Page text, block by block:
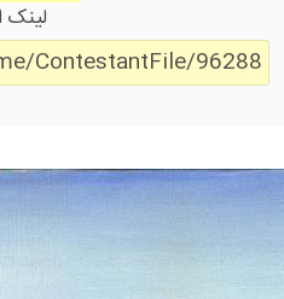
لینک
ContestantFile/96288